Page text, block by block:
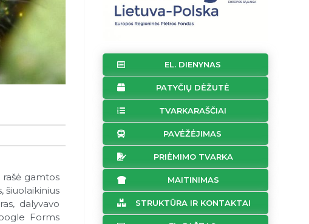
gamtos
šiuolaikinius
dalyvavo
Forms
EL. DIENYNAS
PATYČIŲ DĖŽUTĖ
TVARKARAŠČIAI
PAVĖŽĖJIMAS
PRIĖMIMO TVARKA
MAITINIMAS
STRUKTŪRA IR KONTAKTAI